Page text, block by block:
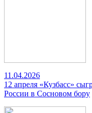
11.04.2026
12 апреля «Кузбасс»
России в Сосновом бору